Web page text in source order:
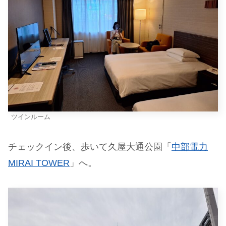
ツインルーム
チェックイン後、歩いて久屋大通公園「 中部電力
MIRAI TOWER 」へ。